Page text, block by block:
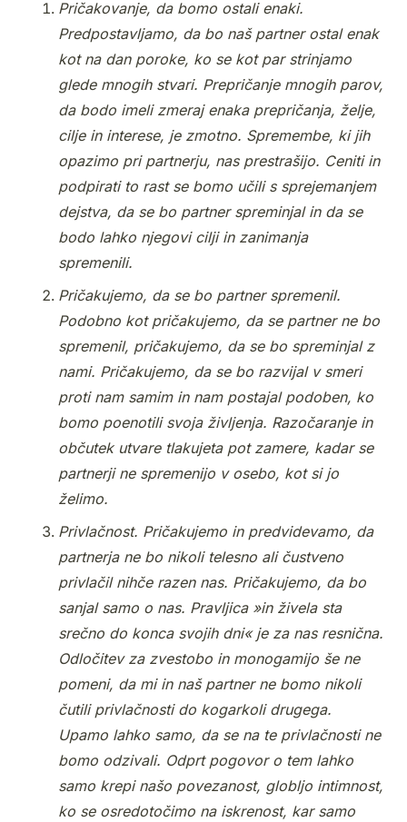
Pričakovanje, da bomo ostali enaki.
Predpostavljamo, da bo naš partner ostal enak
kot na dan poroke, ko se kot par strinjamo
glede mnogih stvari. Prepričanje mnogih parov,
da bodo imeli zmeraj enaka prepričanja, želje,
cilje in interese, je zmotno. Spremembe, ki jih
opazimo pri partnerju, nas prestrašijo. Ceniti in
podpirati to rast se bomo učili s sprejemanjem
dejstva, da se bo partner spreminjal in da se
bodo lahko njegovi cilji in zanimanja
spremenili.
Pričakujemo, da se bo partner spremenil.
Podobno kot pričakujemo, da se partner ne bo
spremenil, pričakujemo, da se bo spreminjal z
nami. Pričakujemo, da se bo razvijal v smeri
proti nam samim in nam postajal podoben, ko
bomo poenotili svoja življenja. Razočaranje in
občutek utvare tlakujeta pot zamere, kadar se
partnerji ne spremenijo v osebo, kot si jo
želimo.
Privlačnost. Pričakujemo in predvidevamo, da
partnerja ne bo nikoli telesno ali čustveno
privlačil nihče razen nas. Pričakujemo, da bo
sanjal samo o nas. Pravljica »in živela sta
srečno do konca svojih dni« je za nas resnična.
Odločitev za zvestobo in monogamijo še ne
pomeni, da mi in naš partner ne bomo nikoli
čutili privlačnosti do kogarkoli drugega.
Upamo lahko samo, da se na te privlačnosti ne
bomo odzivali. Odprt pogovor o tem lahko
samo krepi našo povezanost, globljo intimnost,
ko se osredotočimo na iskrenost, kar samo